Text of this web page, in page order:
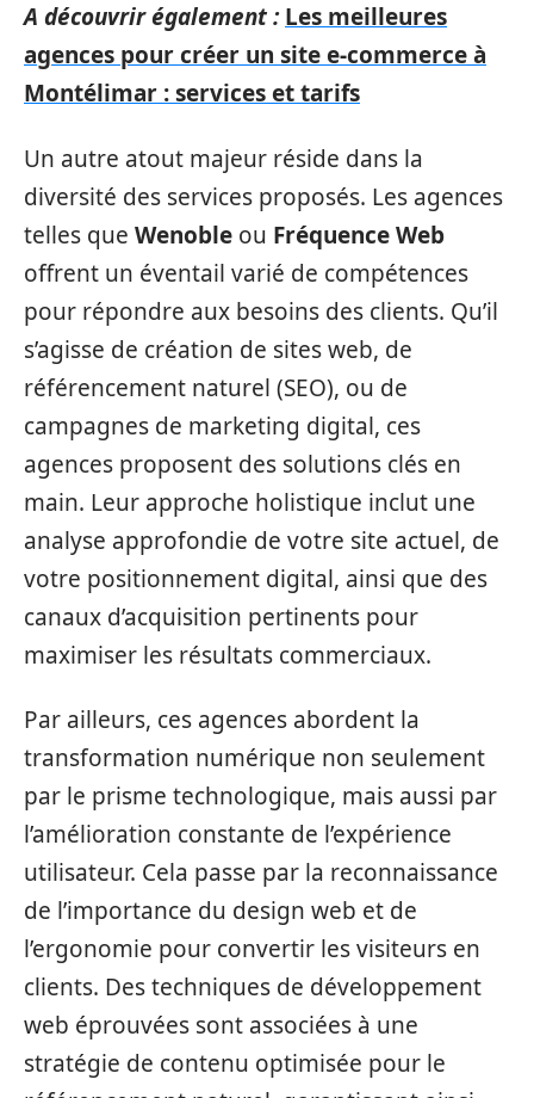
A découvrir également : Les meilleures
agences pour créer un site e-commerce à
Montélimar : services et tarifs
Un autre atout majeur réside dans la
diversité des services proposés. Les agences
telles que Wenoble ou Fréquence Web
offrent un éventail varié de compétences
pour répondre aux besoins des clients. Qu’il
s’agisse de création de sites web, de
référencement naturel (SEO), ou de
campagnes de marketing digital, ces
agences proposent des solutions clés en
main. Leur approche holistique inclut une
analyse approfondie de votre site actuel, de
votre positionnement digital, ainsi que des
canaux d’acquisition pertinents pour
maximiser les résultats commerciaux.
Par ailleurs, ces agences abordent la
transformation numérique non seulement
par le prisme technologique, mais aussi par
l’amélioration constante de l’expérience
utilisateur. Cela passe par la reconnaissance
de l’importance du design web et de
l’ergonomie pour convertir les visiteurs en
clients. Des techniques de développement
web éprouvées sont associées à une
stratégie de contenu optimisée pour le